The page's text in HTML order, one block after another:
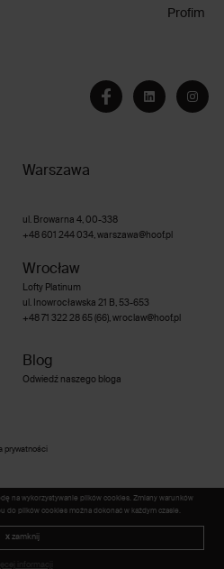
Profim
Zapytaj o produkt
Warszawa
ul. Browarna 4, 00-338
+48 601 244 034, warszawa@hoof.pl
Wrocław
Lofty Platinum
ul. Inowrocławska 21 B, 53-653
+48 71 322 28 65 (66) , wroclaw@hoof.pl
Blog
Odwiedź naszego bloga
prywatności
na wykorzystywanie plików cookies. Zmiany warunków
do plików cookies można dokonać w każdym czasie.
x zamknij
informacji